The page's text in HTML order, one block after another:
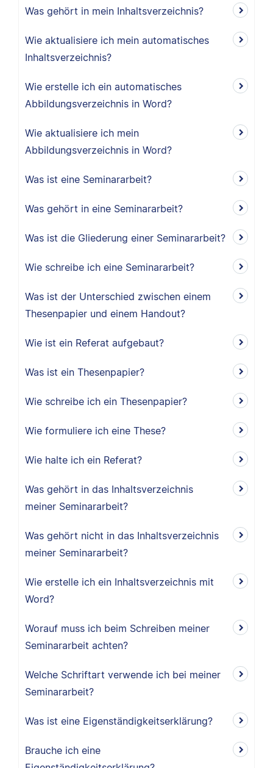
Was gehört in mein Inhaltsverzeichnis?
Wie aktualisiere ich mein automatisches
Inhaltsverzeichnis?
Wie erstelle ich ein automatisches
Abbildungsverzeichnis in Word?
Wie aktualisiere ich mein
Abbildungsverzeichnis in Word?
Was ist eine Seminararbeit?
Was gehört in eine Seminararbeit?
Was ist die Gliederung einer Seminararbeit?
Wie schreibe ich eine Seminararbeit?
Was ist der Unterschied zwischen einem
Thesenpapier und einem Handout?
Wie ist ein Referat aufgebaut?
Was ist ein Thesenpapier?
Wie schreibe ich ein Thesenpapier?
Wie formuliere ich eine These?
Wie halte ich ein Referat?
Was gehört in das Inhaltsverzeichnis
meiner Seminararbeit?
Was gehört nicht in das Inhaltsverzeichnis
meiner Seminararbeit?
Wie erstelle ich ein Inhaltsverzeichnis mit
Word?
Worauf muss ich beim Schreiben meiner
Seminararbeit achten?
Welche Schriftart verwende ich bei meiner
Seminararbeit?
Was ist eine Eigenständigkeitserklärung?
Brauche ich eine